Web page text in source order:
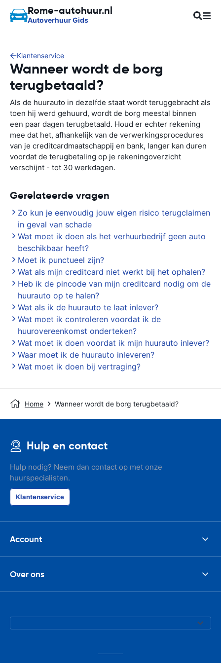
Rome-autohuur.nl
Autoverhuur Gids
Klantenservice
Wanneer wordt de borg
terugbetaald?
Als de huurauto in dezelfde staat wordt teruggebracht als
toen hij werd gehuurd, wordt de borg meestal binnen
een paar dagen terugbetaald. Houd er echter rekening
mee dat het, afhankelijk van de verwerkingsprocedures
van je creditcardmaatschappij en bank, langer kan duren
voordat de terugbetaling op je rekeningoverzicht
verschijnt - tot 30 werkdagen.
Gerelateerde vragen
Zo kun je eenvoudig jouw eigen risico terugclaimen
in geval van schade
Wat moet ik doen als het verhuurbedrijf geen auto
beschikbaar heeft?
Moet ik punctueel zijn?
Wat als mijn creditcard niet werkt bij het ophalen?
Heb ik de pincode van mijn creditcard nodig om de
huurauto op te halen?
Wat als ik de huurauto te laat inlever?
Wat moet ik controleren voordat ik de
huurovereenkomst onderteken?
Wat moet ik doen voordat ik mijn huurauto inlever?
Waar moet ik de huurauto inleveren?
Wat moet ik doen bij vertraging?
Home Wanneer wordt de borg terugbetaald?
Hulp en contact
Hulp nodig? Neem dan contact op met onze
huurspecialisten.
Klantenservice
Account
Over ons